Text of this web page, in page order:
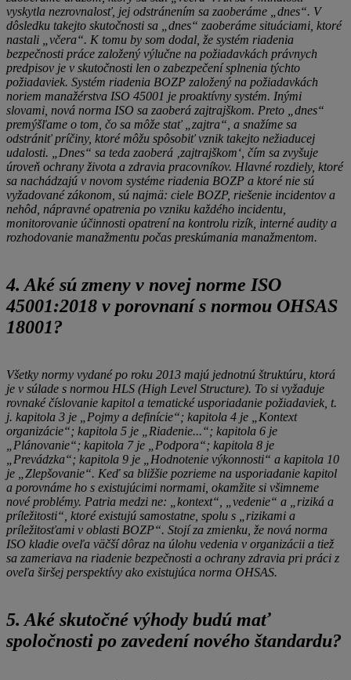
vyskytla nezrovnalosť, jej odstránením sa zaoberáme „dnes“. V
dôsledku takejto skutočnosti sa „dnes“ zaoberáme situáciami, ktoré
nastali „včera“. K tomu by som dodal, že systém riadenia
bezpečnosti práce založený výlučne na požiadavkách právnych
predpisov je v skutočnosti len o zabezpečení splnenia týchto
požiadaviek. Systém riadenia BOZP založený na požiadavkách
noriem manažérstva ISO 45001 je proaktívny systém. Inými
slovami, nová norma ISO sa zaoberá zajtrajškom. Preto „dnes“
premýšľame o tom, čo sa môže stať „zajtra“, a snažíme sa
odstrániť príčiny, ktoré môžu spôsobiť vznik takejto nežiaducej
udalosti. „Dnes“ sa teda zaoberá ‚zajtrajškom‘, čím sa zvyšuje
úroveň ochrany života a zdravia pracovníkov. Hlavné rozdiely, ktoré
sa nachádzajú v novom systéme riadenia BOZP a ktoré nie sú
vyžadované zákonom, sú najmä: ciele BOZP, riešenie incidentov a
nehôd, nápravné opatrenia po vzniku každého incidentu,
monitorovanie účinnosti opatrení na kontrolu rizík, interné audity a
rozhodovanie manažmentu počas preskúmania manažmentom.
4. Aké sú zmeny v novej norme ISO
45001:2018 v porovnaní s normou OHSAS
18001?
Všetky normy vydané po roku 2013 majú jednotnú štruktúru, ktorá
je v súlade s normou HLS (High Level Structure). To si vyžaduje
rovnaké číslovanie kapitol a tematické usporiadanie požiadaviek, t.
j. kapitola 3 je „Pojmy a definície“; kapitola 4 je „Kontext
organizácie“; kapitola 5 je „Riadenie...“; kapitola 6 je
„Plánovanie“; kapitola 7 je „Podpora“; kapitola 8 je
„Prevádzka“; kapitola 9 je „Hodnotenie výkonnosti“ a kapitola 10
je „Zlepšovanie“. Keď sa bližšie pozrieme na usporiadanie kapitol
a porovnáme ho s existujúcimi normami, okamžite si všimneme
nové problémy. Patria medzi ne: „kontext“, „vedenie“ a „riziká a
príležitosti“, ktoré existujú samostatne, spolu s „rizikami a
príležitosťami v oblasti BOZP“. Stojí za zmienku, že nová norma
ISO kladie oveľa väčší dôraz na úlohu vedenia v organizácii a tiež
sa zameriava na riadenie bezpečnosti a ochrany zdravia pri práci z
oveľa širšej perspektívy ako existujúca norma OHSAS.
5. Aké skutočné výhody budú mať
spoločnosti po zavedení nového štandardu?